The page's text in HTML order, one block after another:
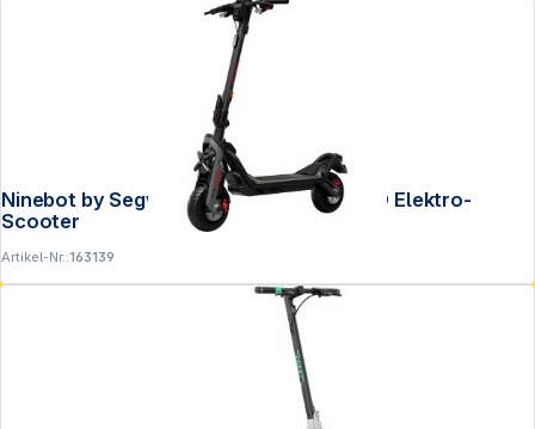
Ninebot by Segway SuperScooter GT3 D Elektro-
Scooter
Artikel-Nr.:163139